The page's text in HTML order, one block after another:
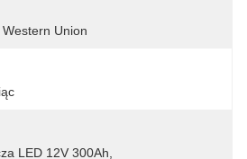
Western Union
LED 12V 300Ah